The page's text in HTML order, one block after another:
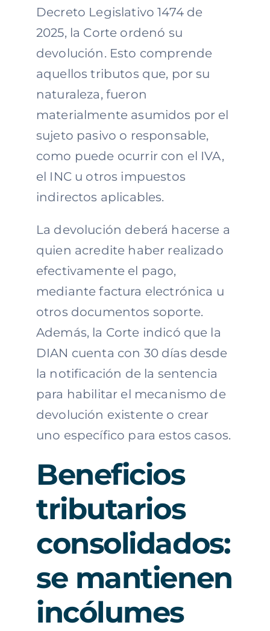
Decreto Legislativo 1474 de
2025, la Corte ordenó su
devolución. Esto comprende
aquellos tributos que, por su
naturaleza, fueron
materialmente asumidos por el
sujeto pasivo o responsable,
como puede ocurrir con el IVA,
el INC u otros impuestos
indirectos aplicables.
La devolución deberá hacerse a
quien acredite haber realizado
efectivamente el pago,
mediante factura electrónica u
otros documentos soporte.
Además, la Corte indicó que la
DIAN cuenta con 30 días desde
la notificación de la sentencia
para habilitar el mecanismo de
devolución existente o crear
uno específico para estos casos.
Beneficios
tributarios
consolidados:
se mantienen
incólumes